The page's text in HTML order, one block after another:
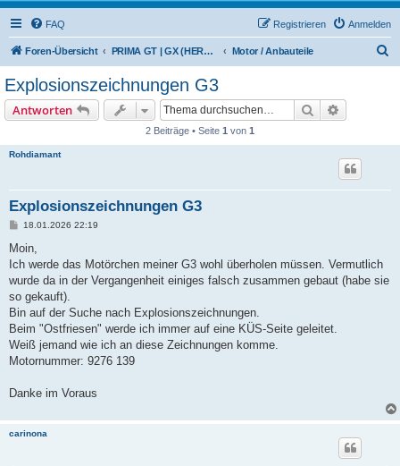
FAQ Anmelden
Registrieren
Foren-Übersicht PRIMA GT | GX (HERCULES / SACHS) Motor / Anbauteile
Explosionszeichnungen G3
Antworten Suche
2 Beiträge • Seite 1 von 1
Rohdiamant
Explosionszeichnungen G3
B
i
r
a
18.01.2026 22:19
Moin,
Ich werde das Motörchen meiner G3 wohl überholen müssen. Vermutlich
wurde da in der Vergangenheit einiges falsch zusammen gebaut (habe sie
so gekauft).
Bin auf der Suche nach Explosionszeichnungen.
Beim "Ostfriesen" werde ich immer auf eine KÜS-Seite geleitet.
Weiß jemand wie ich an diese Zeichnungen komme.
Motornummer: 9276 139
Danke im Voraus
carinona